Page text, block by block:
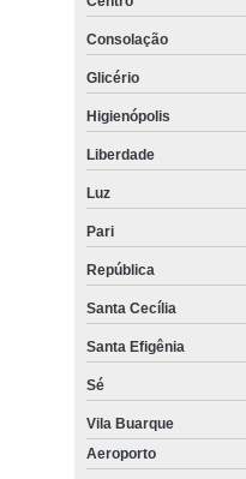
Consolação
Glicério
Higienópolis
Liberdade
Luz
Pari
República
Santa Cecília
Santa Efigênia
Sé
Vila Buarque
Aeroporto